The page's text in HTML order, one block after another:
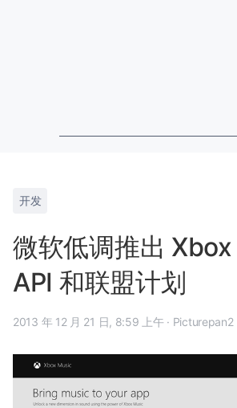
开发
微软低调推出
API 和联盟计划
2013 年 12 月 21 日, 8:59 上午 · Picturepan2